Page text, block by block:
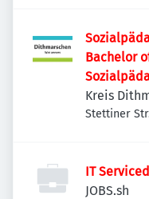
Bachelor
Dienst
Kreis
Stettiner
IT
JOBS.sh